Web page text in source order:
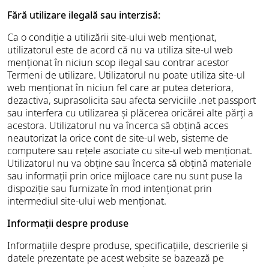
Fără utilizare ilegală sau interzisă:
Ca o condiție a utilizării site-ului web menționat,
utilizatorul este de acord că nu va utiliza site-ul web
menționat în niciun scop ilegal sau contrar acestor
Termeni de utilizare. Utilizatorul nu poate utiliza site-ul
web menționat în niciun fel care ar putea deteriora,
dezactiva, suprasolicita sau afecta serviciile .net passport
sau interfera cu utilizarea și plăcerea oricărei alte părți a
acestora. Utilizatorul nu va încerca să obțină acces
neautorizat la orice cont de site-ul web, sisteme de
computere sau rețele asociate cu site-ul web menționat.
Utilizatorul nu va obține sau încerca să obțină materiale
sau informații prin orice mijloace care nu sunt puse la
dispoziție sau furnizate în mod intenționat prin
intermediul site-ului web menționat.
Informații despre produse
Informațiile despre produse, specificațiile, descrierile și
datele prezentate pe acest website se bazează pe